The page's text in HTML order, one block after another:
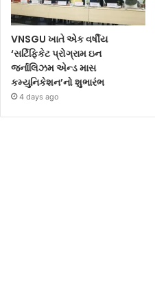
VNSGU ખાતે એક વર્ષીય
‘સર્ટિફિકેટ પ્રોગ્રામ ઇન
જર્નાલિઝમ એન્ડ માસ
કમ્યુનિકેશન’નો શુભારંભ
4 days ago